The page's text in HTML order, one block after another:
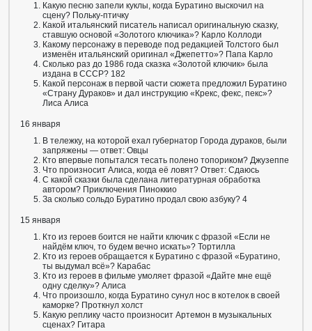
Какую песню запели куклы, когда Буратино выскочил на
сцену? Польку-птичку
Какой итальянский писатель написал оригинальную сказку,
ставшую основой «Золотого ключика»? Карло Коллоди
Какому персонажу в переводе под редакцией Толстого был
изменён итальянский оригинал «Джепетто»? Папа Карло
Сколько раз до 1986 года сказка «Золотой ключик» была
издана в СССР? 182
Какой персонаж в первой части сюжета предложил Буратино
«Страну Дураков» и дал инструкцию «Крекс, фекс, пекс»?
Лиса Алиса
16 января
В тележку, на которой ехал губернатор Города дураков, были
запряжены — ответ: Овцы
Кто впервые попытался тесать полено топориком? Джузеппе
Что произносит Алиса, когда её ловят? Ответ: Сдаюсь
С какой сказки была сделана литературная обработка
автором? Приключения Пиноккио
За сколько сольдо Буратино продал свою азбуку? 4
15 января
Кто из героев боится не найти ключик с фразой «Если не
найдём ключ, то будем вечно искать»? Тортилла
Кто из героев обращается к Буратино с фразой «Буратино,
ты выдумал всё»? Карабас
Кто из героев в фильме умоляет фразой «Дайте мне ещё
одну сделку»? Алиса
Что произошло, когда Буратино сунул нос в котелок в своей
каморке? Проткнул холст
Какую реплику часто произносит Артемон в музыкальных
сценах? Гитара